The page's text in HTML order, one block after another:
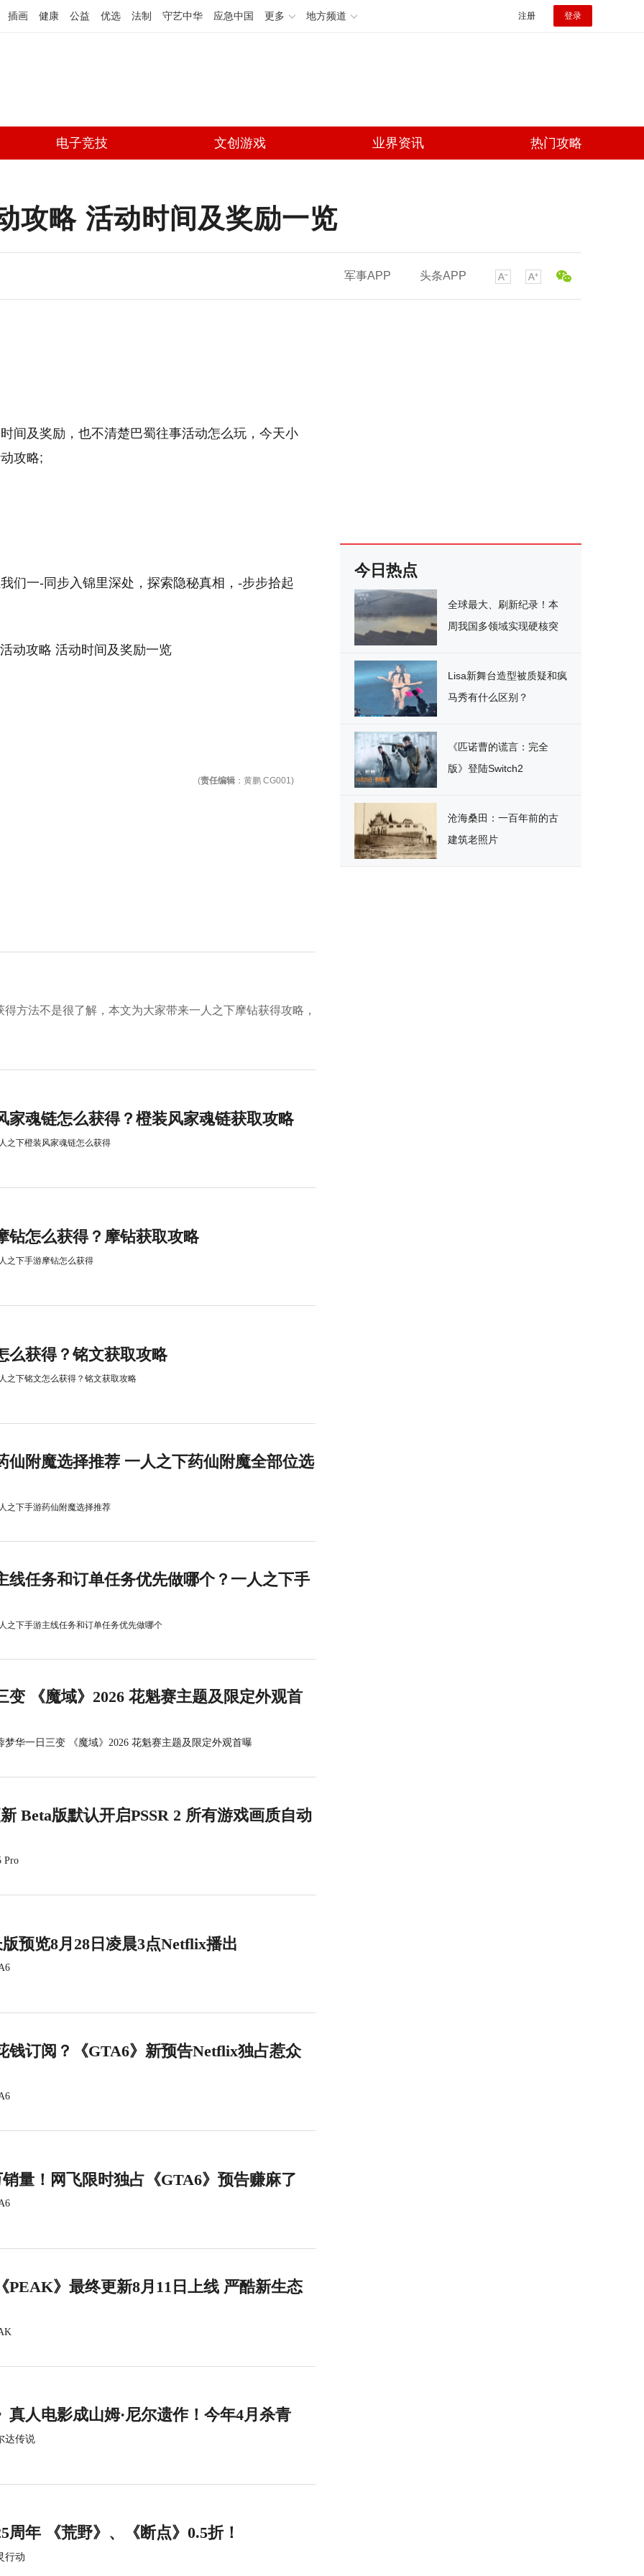
插画 健康 公益 优选 法制 守艺中华 应急中国 更多 地方频道 注册 登录
电子竞技 文创游戏 业界资讯 热门攻略
攻略 活动时间及奖励一览
军事APP 头条APP
间及奖励，也不清楚巴蜀往事活动怎么玩，今天小
攻略;
们一-同步入锦里深处，探索隐秘真相，-步步拾起
(责任编辑 ：黄鹏 CG001)
方法不是很了解，本文为大家带来一人之下摩钻获得攻略，
家魂链怎么获得？橙装风家魂链获取攻略
之下橙装风家魂链怎么获得
钻怎么获得？摩钻获取攻略
之下手游摩钻怎么获得
么获得？铭文获取攻略
之下铭文怎么获得？铭文获取攻略
仙附魔选择推荐 一人之下药仙附魔全部位选
之下手游药仙附魔选择推荐
线任务和订单任务优先做哪个？一人之下手
之下手游主线任务和订单任务优先做哪个
变 《魔域》2026 花魁赛主题及限定外观首
梦华一日三变 《魔域》2026 花魁赛主题及限定外观首曝
Beta版默认开启PSSR 2 所有游戏画质自动
Pro
预览8月28日凌晨3点Netflix播出
钱订阅？《GTA6》新预告Netflix独占惹众
量！网飞限时独占《GTA6》预告赚麻了
PEAK》最终更新8月11日上线 严酷新生态
真人电影成山姆·尼尔遗作！今年4月杀青
达传说
周年 《荒野》、《断点》0.5折！
行动
今日热点
全球最大、刷新纪录！本
周我国多领域实现硬核突
Lisa新舞台造型被质疑和疯
马秀有什么区别？
《匹诺曹的谎言：完全
版》登陆Switch2
沧海桑田：一百年前的古
建筑老照片